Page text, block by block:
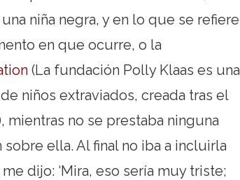
niña negra, y en lo que se refiere
en que ocurre, o la
(La fundación Polly Klaas es una
niños extraviados, creada tras el
mientras no se prestaba ninguna
ella. Al final no iba a incluirla
dijo: ‘Mira, eso sería muy triste;